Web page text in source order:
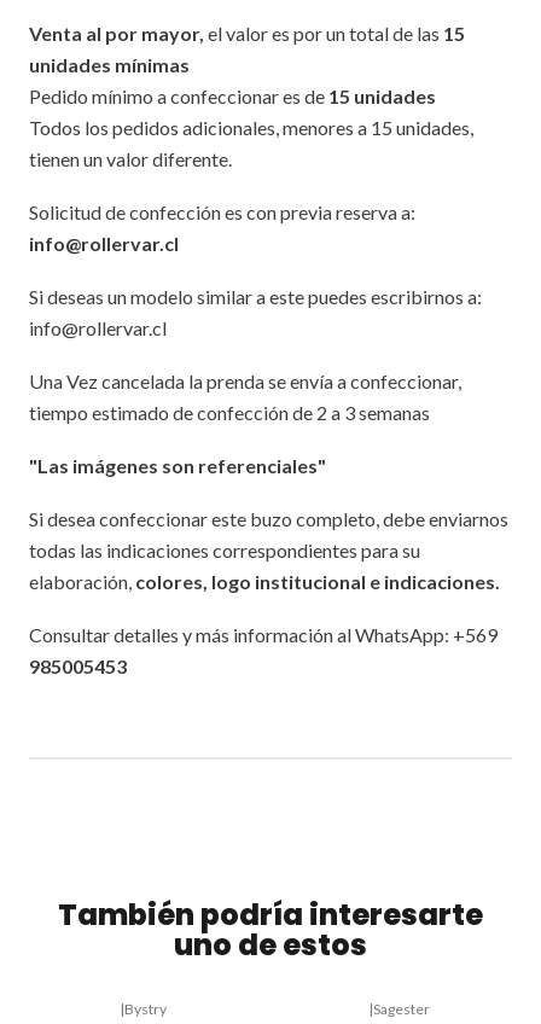
Venta al por mayor, el valor es por un total de las 15
unidades mínimas
Pedido mínimo a confeccionar es de 15 unidades
Todos los pedidos adicionales, menores a 15 unidades,
tienen un valor diferente.
Solicitud de confección es con previa reserva a:
info@rollervar.cl
Si deseas un modelo similar a este puedes escribirnos a:
info@rollervar.cl
Una Vez cancelada la prenda se envía a confeccionar,
tiempo estimado de confección de 2 a 3 semanas
"Las imágenes son referenciales"
Si desea confeccionar este buzo completo, debe enviarnos
todas las indicaciones correspondientes para su
elaboración, colores, logo institucional e indicaciones.
Consultar detalles y más información al WhatsApp: +569
985005453
También podría interesarte
uno de estos
|Bystry |Sagester